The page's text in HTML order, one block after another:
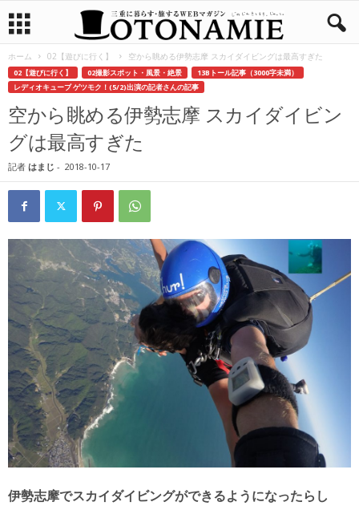
ホーム 02【遊びに行く】 空から眺める伊勢志摩 スカイダイビングは最高すぎた
02【遊びに行く】 02撮影スポット・風景・絶景
13Bトール記事（3000字未満）
レディオキューブ ゲツモク！(5/2)出演の記者さんの記事
空から眺める伊勢志摩 スカイダイビン
グは最高すぎた
記者 はまじ - 2018-10-17
伊勢志摩でスカイダイビングができるようになったらし